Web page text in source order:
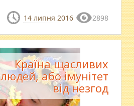
14 липня 2016 2898
Країна щасливих
людей, або імунітет
від незгод